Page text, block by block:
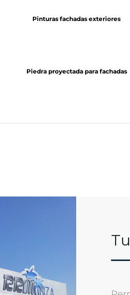
Pinturas fachadas exteriores
Piedra proyectada para fachadas